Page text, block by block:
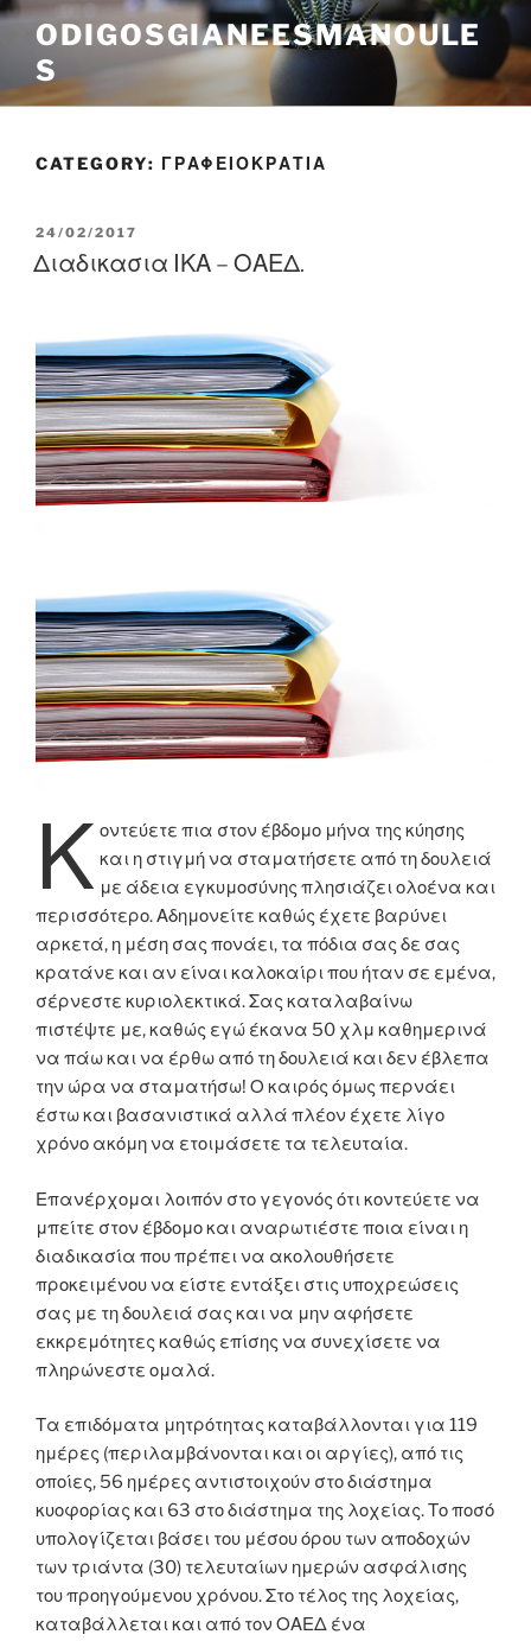
Skip
content
ODIGOSGIANEESMANOULE
S
CATEGORY: ΓΡΑΦΕΙΟΚΡΑΤΙΑ
POSTED
ON
24/02/2017
Διαδικασια ΙΚΑ – ΟΑΕΔ.
Κ οντεύετε πια στον έβδομο μήνα της κύησης
και η στιγμή να σταματήσετε από τη δουλειά
με άδεια εγκυμοσύνης πλησιάζει ολοένα και
περισσότερο. Αδημονείτε καθώς έχετε βαρύνει
αρκετά, η μέση σας πονάει, τα πόδια σας δε σας
κρατάνε και αν είναι καλοκαίρι που ήταν σε εμένα,
σέρνεστε κυριολεκτικά. Σας καταλαβαίνω
πιστέψτε με, καθώς εγώ έκανα 50 χλμ καθημερινά
να πάω και να έρθω από τη δουλειά και δεν έβλεπα
την ώρα να σταματήσω! Ο καιρός όμως περνάει
έστω και βασανιστικά αλλά πλέον έχετε λίγο
χρόνο ακόμη να ετοιμάσετε τα τελευταία.
Επανέρχομαι λοιπόν στο γεγονός ότι κοντεύετε να
μπείτε στον έβδομο και αναρωτιέστε ποια είναι η
διαδικασία που πρέπει να ακολουθήσετε
προκειμένου να είστε εντάξει στις υποχρεώσεις
σας με τη δουλειά σας και να μην αφήσετε
εκκρεμότητες καθώς επίσης να συνεχίσετε να
πληρώνεστε ομαλά.
Τα επιδόματα μητρότητας καταβάλλονται για 119
ημέρες (περιλαμβάνονται και οι αργίες), από τις
οποίες, 56 ημέρες αντιστοιχούν στο διάστημα
κυοφορίας και 63 στο διάστημα της λοχείας. Το ποσό
υπολογίζεται βάσει του μέσου όρου των αποδοχών
των τριάντα (30) τελευταίων ημερών ασφάλισης
του προηγούμενου χρόνου. Στο τέλος της λοχείας,
καταβάλλεται και από τον ΟΑΕΔ ένα